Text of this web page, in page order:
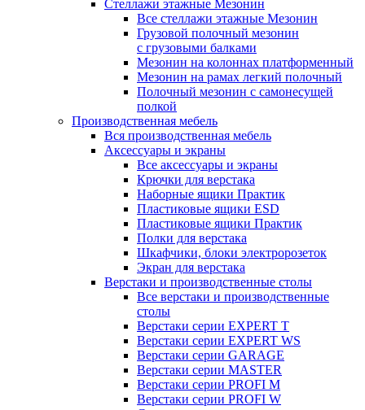
Стеллажи этажные Мезонин
Все стеллажи этажные Мезонин
Грузовой полочный мезонин
с грузовыми балками
Мезонин на колоннах платформенный
Мезонин на рамах легкий полочный
Полочный мезонин с самонесущей
полкой
Производственная мебель
Вся производственная мебель
Аксессуары и экраны
Все аксессуары и экраны
Крючки для верстака
Наборные ящики Практик
Пластиковые ящики ESD
Пластиковые ящики Практик
Полки для верстака
Шкафчики, блоки электророзеток
Экран для верстака
Верстаки и производственные столы
Все верстаки и производственные
столы
Верстаки серии EXPERT T
Верстаки серии EXPERT WS
Верстаки серии GARAGE
Верстаки серии MASTER
Верстаки серии PROFI M
Верстаки серии PROFI W